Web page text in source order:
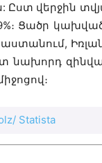
վերջին
Ցածր
նախորդ
Statista